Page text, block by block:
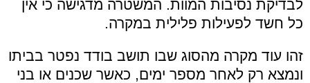
לבדיקת נסיבות המוות. המשטרה מדגישה כי אין
כל חשד לפעילות פלילית במקרה.
זהו עוד מקרה מהסוג שבו תושב בודד נפטר בביתו
ונמצא רק לאחר מספר ימים, כאשר שכנים או בני